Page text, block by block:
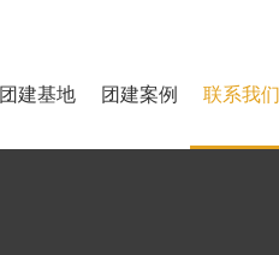
团建基地 团建案例 联系我们